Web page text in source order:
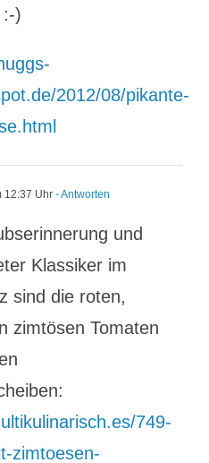
:-)
2012/08/pikante-
12:37 Uhr - Antworten
und
Klassiker im
sind die roten,
zimtösen Tomaten
749-
zimtoesen-